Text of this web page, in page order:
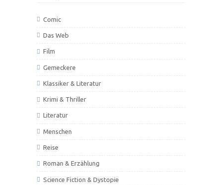
Comic
Das Web
Film
Gemeckere
Klassiker & Literatur
Krimi & Thriller
Literatur
Menschen
Reise
Roman & Erzählung
Science Fiction & Dystopie